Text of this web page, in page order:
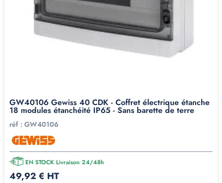
GW40106 Gewiss 40 CDK - Coffret électrique étanche
18 modules étanchéité IP65 - Sans barette de terre
réf : GW40106
EN STOCK Livraison 24/48h
49,92 € HT